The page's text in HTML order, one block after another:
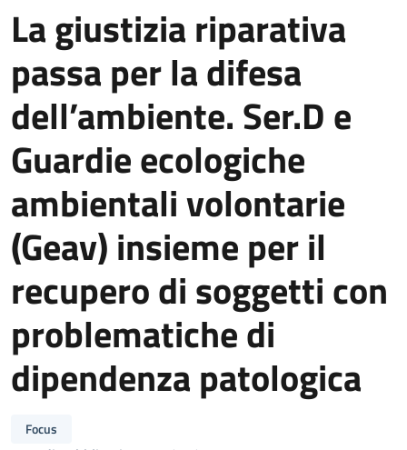
La giustizia riparativa
passa per la difesa
dell’ambiente. Ser.D e
Guardie ecologiche
ambientali volontarie
(Geav) insieme per il
recupero di soggetti con
problematiche di
dipendenza patologica
Focus